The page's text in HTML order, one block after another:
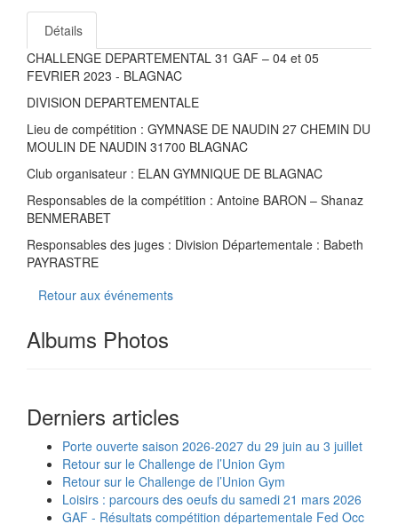
Détails
CHALLENGE DEPARTEMENTAL 31 GAF – 04 et 05
FEVRIER 2023 - BLAGNAC
DIVISION DEPARTEMENTALE
Lieu de compétition : GYMNASE DE NAUDIN 27 CHEMIN DU
MOULIN DE NAUDIN 31700 BLAGNAC
Club organisateur : ELAN GYMNIQUE DE BLAGNAC
Responsables de la compétition : Antoine BARON – Shanaz
BENMERABET
Responsables des juges : Division Départementale : Babeth
PAYRASTRE
Retour aux événements
Albums Photos
Derniers articles
Porte ouverte saison 2026-2027 du 29 juin au 3 juillet
Retour sur le Challenge de l’Union Gym
Retour sur le Challenge de l’Union Gym
Loisirs : parcours des oeufs du samedi 21 mars 2026
GAF - Résultats compétition départementale Fed Occ